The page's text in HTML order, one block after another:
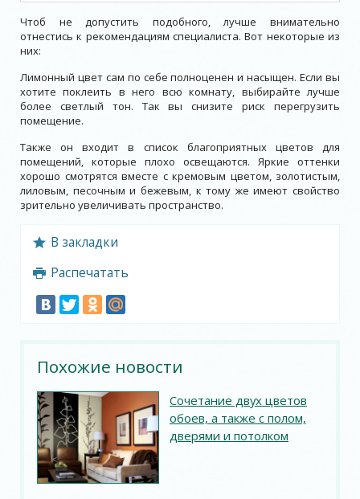
Чтоб не допустить подобного, лучше внимательно
отнестись к рекомендациям специалиста. Вот некоторые из
них:
Лимонный цвет сам по себе полноценен и насыщен. Если вы
хотите поклеить в него всю комнату, выбирайте лучше
более светлый тон. Так вы снизите риск перегрузить
помещение.
Также он входит в список благоприятных цветов для
помещений, которые плохо освещаются. Яркие оттенки
хорошо смотрятся вместе с кремовым цветом, золотистым,
лиловым, песочным и бежевым, к тому же имеют свойство
зрительно увеличивать пространство.
В закладки
Распечатать
Похожие новости
Сочетание двух цветов
обоев, а также с полом,
дверями и потолком